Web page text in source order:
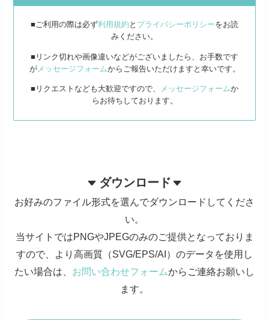
■ご利用の際は必ず利用規約 と プライバシーポリシーをお読
みください。
■リンク切れや画像違いなどがございましたら、お手数です
がメッセージフォームからご報告いただけますと幸いです。
■リクエストなども大歓迎ですので、 メッセージフォームか
らお待ちしております。
ダウンロード
お好みのファイル形式を選んでダウンロードしてくださ
い。
当サイトではPNGやJPEGのみのご提供となっておりま
すので、より高画質（SVG/EPS/AI）のデータを使用し
たい場合は、 お問い合わせフォームからご連絡お願いし
ます。